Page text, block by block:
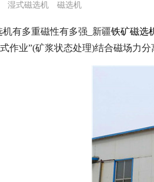
湿式磁选机 磁选机
机有多重磁性有多强_新疆铁矿磁选
作业”(矿浆状态处理)结合磁场力